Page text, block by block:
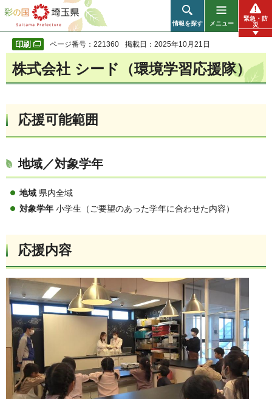
彩の国 埼玉県
情報を探す メニュー
緊急・防
災
ページ番号：221360 掲載日：2025年10月21日
株式会社 シード（環境学習応援隊）
応援可能範囲
地域／対象学年
地域 県内全域
対象学年 小学生（ご要望のあった学年に合わせた内容）
応援内容